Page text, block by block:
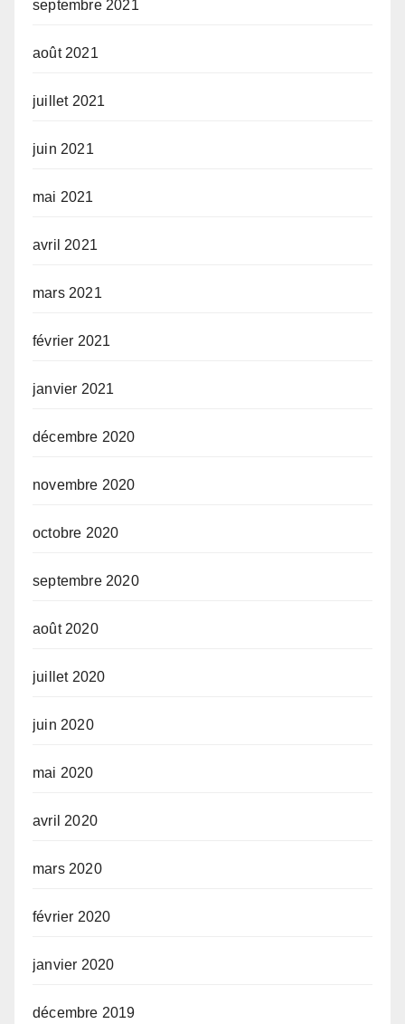
septembre 2021
août 2021
juillet 2021
juin 2021
mai 2021
avril 2021
mars 2021
février 2021
janvier 2021
décembre 2020
novembre 2020
octobre 2020
septembre 2020
août 2020
juillet 2020
juin 2020
mai 2020
avril 2020
mars 2020
février 2020
janvier 2020
décembre 2019